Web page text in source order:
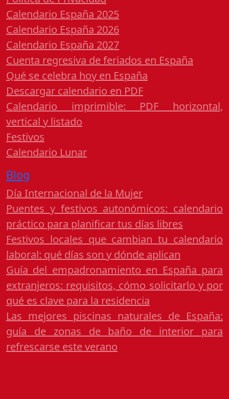
Calendario España 2025
Calendario España 2026
Calendario España 2027
Cuenta regresiva de feriados en España
Qué se celebra hoy en España
Descargar calendario en PDF
Calendario imprimible: PDF horizontal,
vertical y listado
Festivos
Calendario Lunar
Blog
Día Internacional de la Mujer
Puentes y festivos autonómicos: calendario
práctico para planificar tus días libres
Festivos locales que cambian tu calendario
laboral: qué días son y dónde aplican
Guía del empadronamiento en España para
extranjeros: requisitos, cómo solicitarlo y por
qué es clave para la residencia
Las mejores piscinas naturales de España:
guía de zonas de baño de interior para
refrescarse este verano